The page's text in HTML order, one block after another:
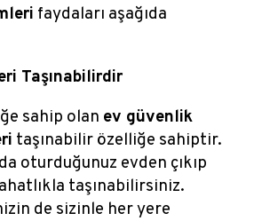
faydaları aşağıda
Taşınabilirdir
sahip olan ev güvenlik
taşınabilir özelliğe sahiptir.
oturduğunuz evden çıkıp
taşınabilirsiniz.
de sizinle her yere